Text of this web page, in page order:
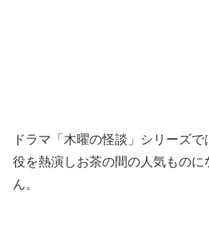
ドラマ「木曜の怪談」シリーズ
役を熱演しお茶の間の人気ものに
ん。